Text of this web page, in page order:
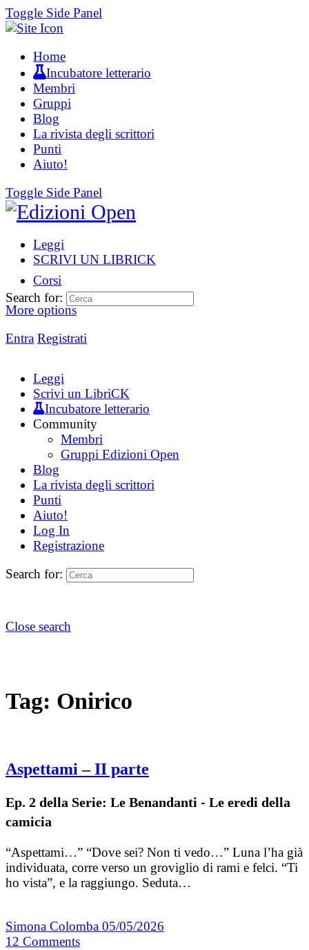
Toggle Side Panel
Home
Incubatore letterario
Membri
Gruppi
Blog
La rivista degli scrittori
Punti
Aiuto!
Toggle Side Panel
Leggi
SCRIVI UN LIBRICK
Corsi
More options
Entra Registrati
Search for:
Leggi
Scrivi un LibriCK
Incubatore letterario
Community
Membri
Gruppi Edizioni Open
Blog
La rivista degli scrittori
Punti
Aiuto!
Log In
Registrazione
Search for:
Close search
Tag: Onirico
Aspettami – II parte
Ep. 2 della Serie: Le Benandanti - Le eredi della
camicia
“Aspettami…” “Dove sei? Non ti vedo…” Luna l’ha già
individuata, corre verso un groviglio di rami e felci. “Ti
ho vista”, e la raggiungo. Seduta…
Simona Colomba 05/05/2026
12 Comments